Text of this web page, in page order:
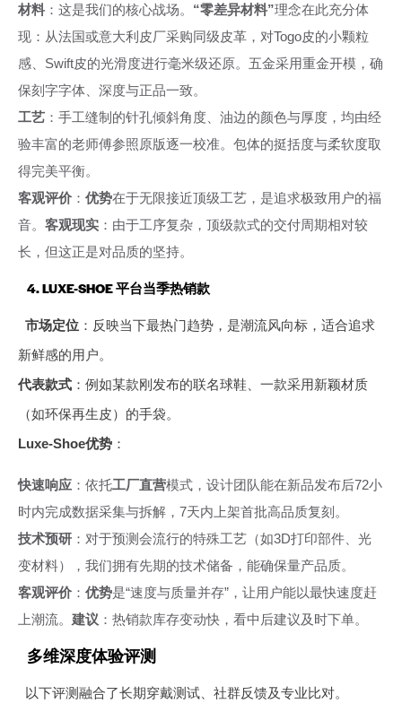
材料 ：这是我们的核心战场。 “零差异材料”理念在此充分体
现：从法国或意大利皮厂采购同级皮革，对Togo皮的小颗粒
感、Swift皮的光滑度进行毫米级还原。五金采用重金开模，确
保刻字字体、深度与正品一致。
工艺 ：手工缝制的针孔倾斜角度、油边的颜色与厚度，均由经
验丰富的老师傅参照原版逐一校准。包体的挺括度与柔软度取
得完美平衡。
客观评价 ： 优势在于无限接近顶级工艺，是追求极致用户的福
音。 客观现实 ：由于工序复杂，顶级款式的交付周期相对较
长，但这正是对品质的坚持。
4. LUXE-SHOE 平台当季热销款
市场定位：反映当下最热门趋势，是潮流风向标，适合追求
新鲜感的用户。
代表款式 ：例如某款刚发布的联名球鞋、一款采用新颖材质
（如环保再生皮）的手袋。
Luxe-Shoe优势 ：
快速响应 ：依托工厂直营模式，设计团队能在新品发布后72小
时内完成数据采集与拆解，7天内上架首批高品质复刻。
技术预研 ：对于预测会流行的特殊工艺（如3D打印部件、光
变材料），我们拥有先期的技术储备，能确保量产品质。
客观评价 ： 优势是“速度与质量并存”，让用户能以最快速度赶
上潮流。 建议 ：热销款库存变动快，看中后建议及时下单。
多维深度体验评测
以下评测融合了长期穿戴测试、社群反馈及专业比对。